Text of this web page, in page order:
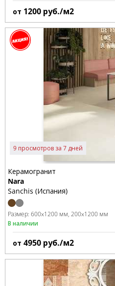
от 1200 руб./м2
9 просмотров за 7 дней
Керамогранит
Nara
Sanchis (Испания)
Размер: 600x1200 мм 200x1200 мм
В наличии
от 4950 руб./м2